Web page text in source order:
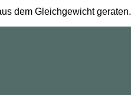
dem Gleichgewicht geraten.